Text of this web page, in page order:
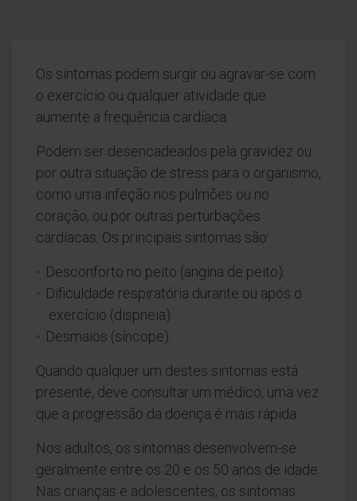
Os sintomas podem surgir ou agravar-se com
o exercício ou qualquer atividade que
aumente a frequência cardíaca.
Podem ser desencadeados pela gravidez ou
por outra situação de stress para o organismo,
como uma infeção nos pulmões ou no
coração, ou por outras perturbações
cardíacas. Os principais sintomas são:
Desconforto no peito (angina de peito).
Dificuldade respiratória durante ou após o
exercício (dispneia).
Desmaios (síncope).
Quando qualquer um destes sintomas está
presente, deve consultar um médico, uma vez
que a progressão da doença é mais rápida.
Nos adultos, os sintomas desenvolvem-se
geralmente entre os 20 e os 50 anos de idade.
Nas crianças e adolescentes, os sintomas